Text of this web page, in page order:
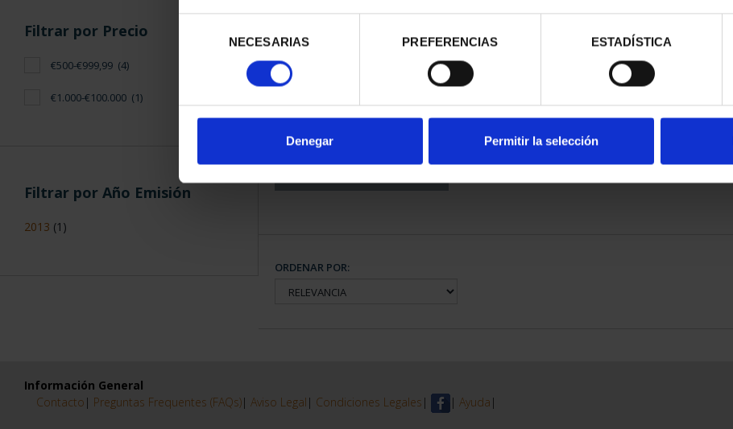
consentimiento
NECESARIAS PREFERENCIAS ESTADÍSTICA
Denegar Permitir la selección
Filtrar por Precio
€500-€999,99 (4)
€1.000-€100.000 (1)
Filtrar por Año Emisión
2013 (1)
COLECCION COMPLET...
3.796,00 €
ORDENAR POR:
Información General
Contacto | Preguntas Frequentes (FAQs)| Aviso Legal | Condiciones Legales | | Ayuda |